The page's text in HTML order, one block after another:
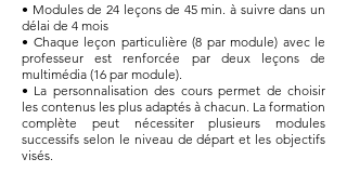
• Modules de 24 leçons de 45 min. à suivre dans un
délai de 4 mois
• Chaque leçon particulière (8 par module) avec le
professeur est renforcée par deux leçons de
multimédia (16 par module).
• La personnalisation des cours permet de choisir
les contenus les plus adaptés à chacun. La formation
complète peut nécessiter plusieurs modules
successifs selon le niveau de départ et les objectifs
visés.